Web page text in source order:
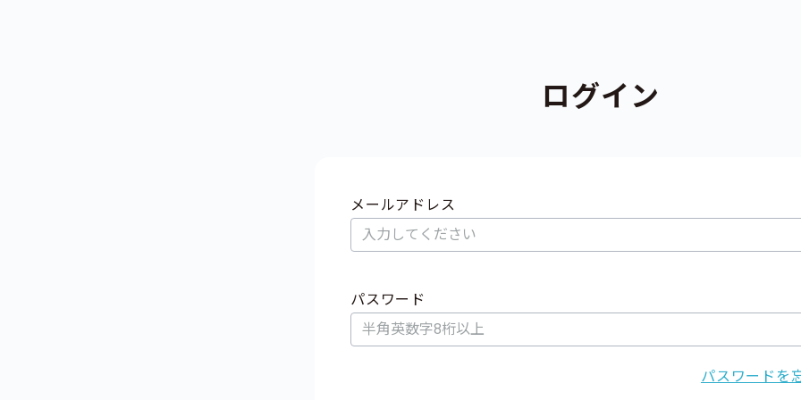
ログイン
メールアドレス
パスワード
パスワードを